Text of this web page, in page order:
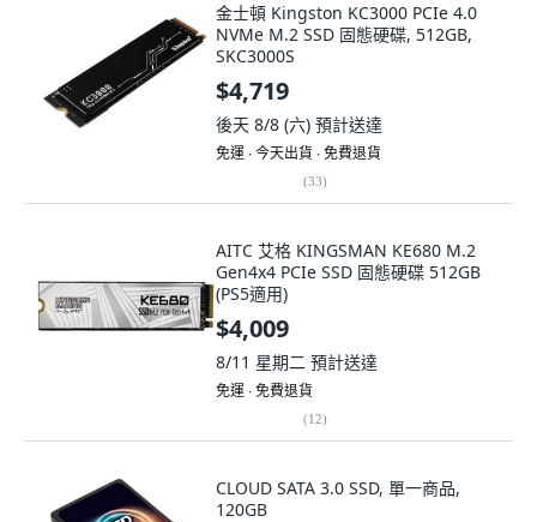
金士頓 Kingston KC3000 PCIe 4.0
NVMe M.2 SSD 固態硬碟, 512GB,
SKC3000S
$4,719
後天 8/8 (六) 預計送達
免運 ∙ 今天出貨 ∙ 免費退貨
(33)
AITC 艾格 KINGSMAN KE680 M.2
Gen4x4 PCIe SSD 固態硬碟 512GB
(PS5適用)
$4,009
8/11 星期二 預計送達
免運 ∙ 免費退貨
(12)
CLOUD SATA 3.0 SSD, 單一商品,
120GB